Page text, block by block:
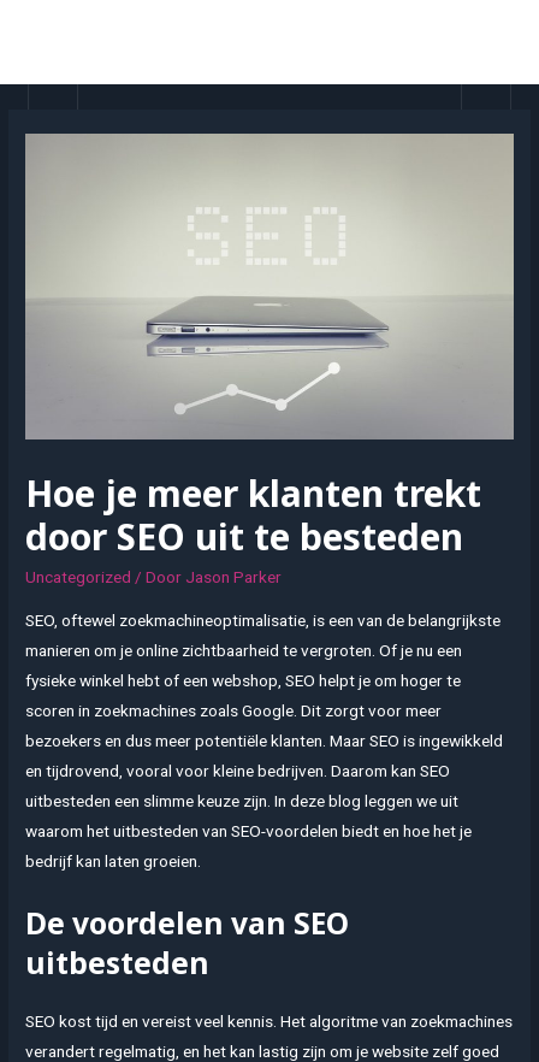
Hoe je meer klanten trekt
door SEO uit te besteden
Uncategorized / Door Jason Parker
SEO, oftewel zoekmachineoptimalisatie, is een van de belangrijkste
manieren om je online zichtbaarheid te vergroten. Of je nu een
fysieke winkel hebt of een webshop, SEO helpt je om hoger te
scoren in zoekmachines zoals Google. Dit zorgt voor meer
bezoekers en dus meer potentiële klanten. Maar SEO is ingewikkeld
en tijdrovend, vooral voor kleine bedrijven. Daarom kan SEO
uitbesteden een slimme keuze zijn. In deze blog leggen we uit
waarom het uitbesteden van SEO-voordelen biedt en hoe het je
bedrijf kan laten groeien.
De voordelen van SEO
uitbesteden
SEO kost tijd en vereist veel kennis. Het algoritme van zoekmachines
verandert regelmatig, en het kan lastig zijn om je website zelf goed